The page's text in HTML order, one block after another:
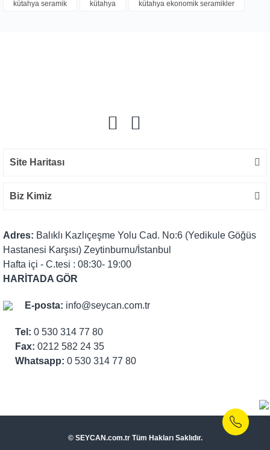
kütahya seramik
kütahya kütahya ekonomik seramikler
Site Haritası
Biz Kimiz
Adres: Balıklı Kazlıçeşme Yolu Cad. No:6 (Yedikule Göğüs
Hastanesi Karşısı) Zeytinburnu/İstanbul
Hafta içi - C.tesi : 08:30- 19:00
HARİTADA GÖR
E-posta: info@seycan.com.tr
Tel: 0 530 314 77 80
Fax: 0212 582 24 35
Whatsapp: 0 530 314 77 80
© SEYCAN.com.tr Tüm Hakları Saklıdır.